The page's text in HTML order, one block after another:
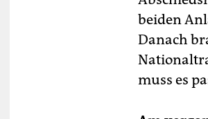
beiden
Danach
muss es